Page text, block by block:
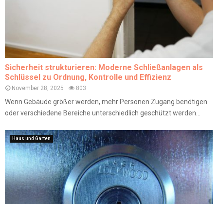
Sicherheit strukturieren: Moderne Schließanlagen als
Schlüssel zu Ordnung, Kontrolle und Effizienz
November 28, 2025 803
Wenn Gebäude größer werden, mehr Personen Zugang benötigen
oder verschiedene Bereiche unterschiedlich geschützt werden...
Haus und Garten